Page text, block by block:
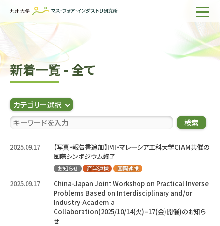
ホーム
IMIについて
組織・所員
研究活動
企業の方へ
新着一覧 - 全て
カテゴリー選択
検索
2025.09.17
【写真・報告書追加】IMI・マレーシア工科大学CIAM共催の
国際シンポジウム終了
お知らせ 産学連携 国際連携
2025.09.17
China-Japan Joint Workshop on Practical Inverse
Problems Based on Interdisciplinary and/or
Industry-Academia
Collaboration(2025/10/14(火)–17(金)開催)のお知ら
せ